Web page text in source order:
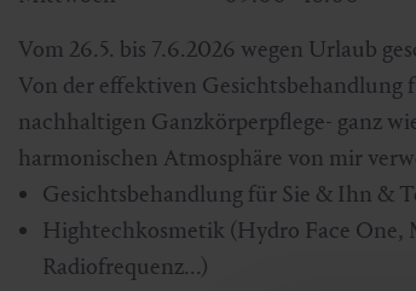
Vom 26.5. bis 7.6.2026 wegen Urlaub
Von der effektiven
nachhaltigen Ganzkörperpflege- ganz
harmonischen Atmosphäre von mir
Gesichtsbehandlung für Sie & Ihn &
Hightechkosmetik (Hydro Face
Radiofrequenz...)